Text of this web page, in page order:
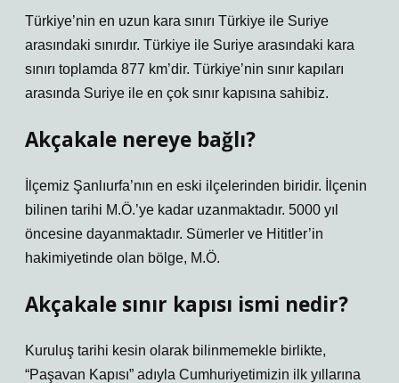
Türkiye’nin en uzun kara sınırı Türkiye ile Suriye
arasındaki sınırdır. Türkiye ile Suriye arasındaki kara
sınırı toplamda 877 km’dir. Türkiye’nin sınır kapıları
arasında Suriye ile en çok sınır kapısına sahibiz.
Akçakale nereye bağlı?
İlçemiz Şanlıurfa’nın en eski ilçelerinden biridir. İlçenin
bilinen tarihi M.Ö.’ye kadar uzanmaktadır. 5000 yıl
öncesine dayanmaktadır. Sümerler ve Hititler’in
hakimiyetinde olan bölge, M.Ö.
Akçakale sınır kapısı ismi nedir?
Kuruluş tarihi kesin olarak bilinmemekle birlikte,
“Paşavan Kapısı” adıyla Cumhuriyetimizin ilk yıllarına